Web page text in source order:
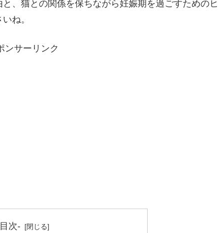
、猫との関係を保ちながら妊娠期を過ごすためのヒ
ね。
ンサーリンク
次-